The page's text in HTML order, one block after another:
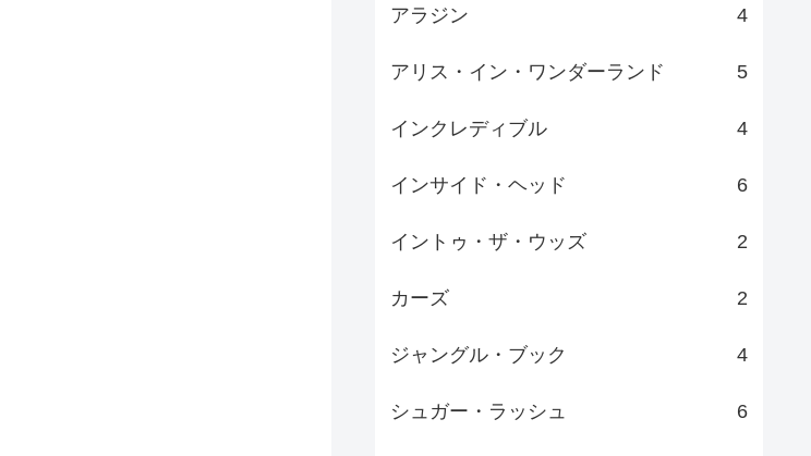
アラジン 4
アリス・イン・ワンダーランド 5
インクレディブル 4
インサイド・ヘッド 6
イントゥ・ザ・ウッズ 2
カーズ 2
ジャングル・ブック 4
シュガー・ラッシュ 6